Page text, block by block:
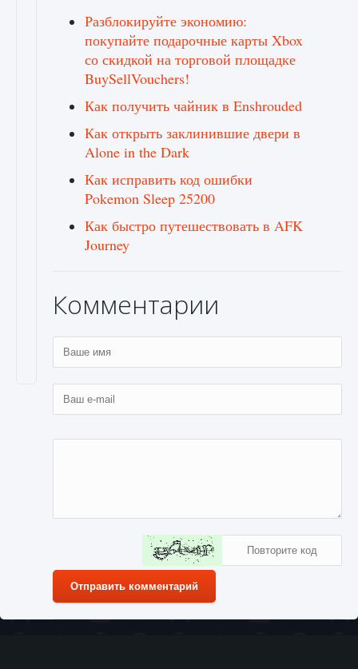
Разблокируйте экономию:
покупайте подарочные карты Xbox
со скидкой на торговой площадке
BuySellVouchers!
Как получить чайник в Enshrouded
Как открыть заклинившие двери в
Alone in the Dark
Как исправить код ошибки
Pokemon Sleep 25200
Как быстро путешествовать в AFK
Journey
Комментарии
Отправить комментарий